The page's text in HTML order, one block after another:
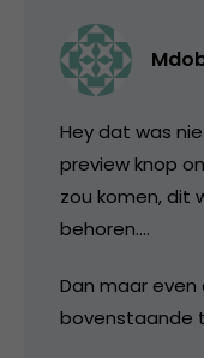
Hey dat was
preview knop
zou komen, dit
behoren….
Dan maar even
bovenstaande